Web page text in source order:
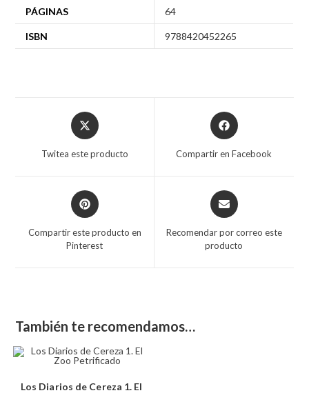
PÁGINAS 64
ISBN 9788420452265
Twitea este producto Compartir en Facebook
Compartir este producto en
Pinterest
Recomendar por correo este
producto
También te recomendamos…
Los Diarios de Cereza 1. El